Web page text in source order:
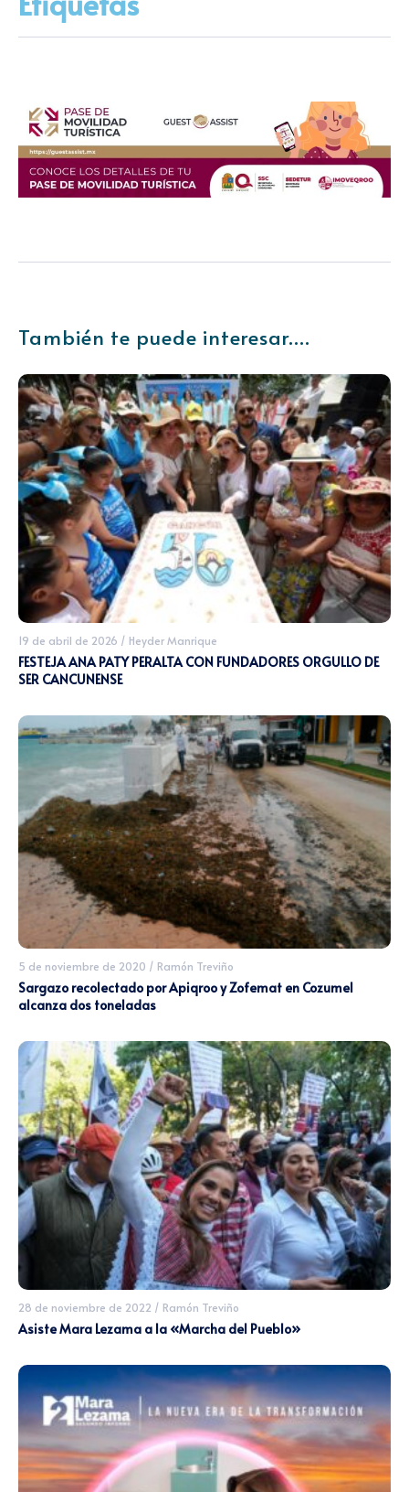
También te puede interesar....
19 de abril de 2026 / Heyder Manrique
FESTEJA ANA PATY PERALTA CON FUNDADORES ORGULLO DE
SER CANCUNENSE
5 de noviembre de 2020 / Ramón Treviño
Sargazo recolectado por Apiqroo y Zofemat en Cozumel
alcanza dos toneladas
28 de noviembre de 2022 / Ramón Treviño
Asiste Mara Lezama a la «Marcha del Pueblo»